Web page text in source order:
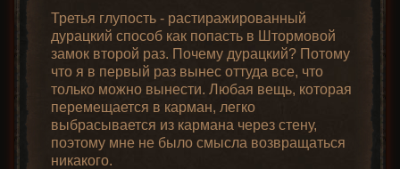
Третья глупость - растиражированный
дурацкий способ как попасть в Штормовой
замок второй раз. Почему дурацкий? Потому
что я в первый раз вынес оттуда все, что
только можно вынести. Любая вещь, которая
перемещается в карман, легко
выбрасывается из кармана через стену,
поэтому мне не было смысла возвращаться
никакого.